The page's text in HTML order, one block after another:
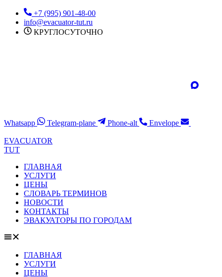
Перейти
содержимому
+7 (995) 901-48-00
info@evacuator-tut.ru
КРУГЛОСУТОЧНО
Whatsapp Telegram-plane Phone-alt Envelope
EVACUATOR
TUT
ГЛАВНАЯ
УСЛУГИ
ЦЕНЫ
СЛОВАРЬ ТЕРМИНОВ
НОВОСТИ
КОНТАКТЫ
ЭВАКУАТОРЫ ПО ГОРОДАМ
ГЛАВНАЯ
УСЛУГИ
ЦЕНЫ